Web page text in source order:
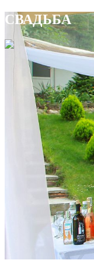
СВАДЬБА